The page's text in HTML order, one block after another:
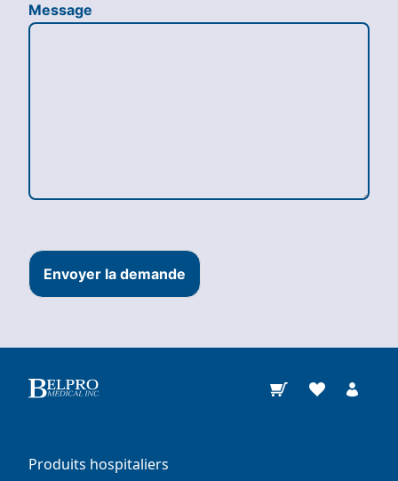
Message
Envoyer la demande
Produits hospitaliers